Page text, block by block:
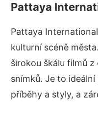
Pattaya
Pattaya
kulturní scéně
širokou škálu filmů
snímků. Je to
příběhy a styly, a